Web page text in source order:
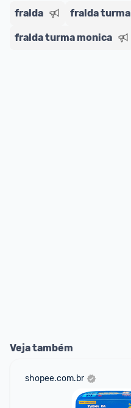
fralda
fralda turma
fralda turma monica
Veja também
shopee.com.br